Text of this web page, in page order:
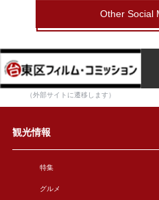
Other Social
（外部サイトに遷移します）
観光情報
特集
グルメ